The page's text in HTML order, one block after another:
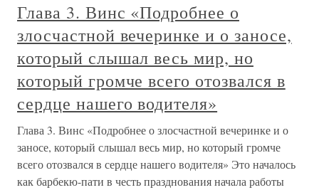
Глава 3. Винс «Подробнее о
злосчастной вечеринке и о заносе,
который слышал весь мир, но
который громче всего отозвался в
сердце нашего водителя»
Глава 3. Винс «Подробнее о злосчастной вечеринке и о
заносе, который слышал весь мир, но который громче
всего отозвался в сердце нашего водителя» Это началось
как барбекю-пати в честь празднования начала работы